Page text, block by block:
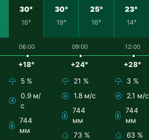
30°
16°
30°
19°
25°
16°
23°
14°
06:00
+18°
5 %
0.9 м/
с
744
мм
09:00
+24°
21 %
1.8 м/с
744
мм
73 %
12:00
+28°
3 %
2.1 м/с
744
мм
63 %